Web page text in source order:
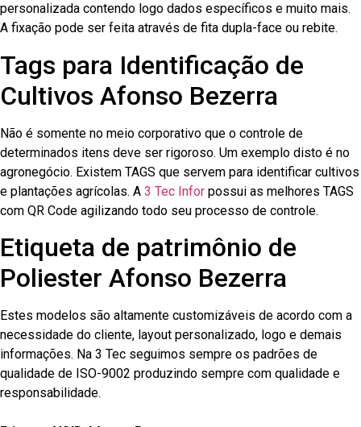
personalizada contendo logo dados específicos e muito mais.
A fixação pode ser feita através de fita dupla-face ou rebite.
Tags para Identificação de
Cultivos Afonso Bezerra
Não é somente no meio corporativo que o controle de
determinados itens deve ser rigoroso. Um exemplo disto é no
agronegócio. Existem TAGS que servem para identificar cultivos
e plantações agrícolas. A 3 Tec Infor possui as melhores TAGS
com QR Code agilizando todo seu processo de controle.
Etiqueta de patrimônio de
Poliester Afonso Bezerra
Estes modelos são altamente customizáveis de acordo com a
necessidade do cliente, layout personalizado, logo e demais
informações. Na 3 Tec seguimos sempre os padrões de
qualidade de ISO-9002 produzindo sempre com qualidade e
responsabilidade.